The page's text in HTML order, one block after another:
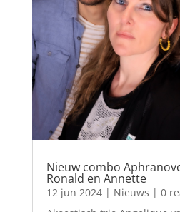
Nieuw combo
Ronald en Annette
12 jun 2024| Nieuws | 0